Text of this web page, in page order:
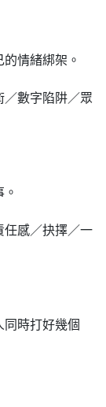
情緒綁架。
數字陷阱／眾
任感／抉擇／一
同時打好幾個